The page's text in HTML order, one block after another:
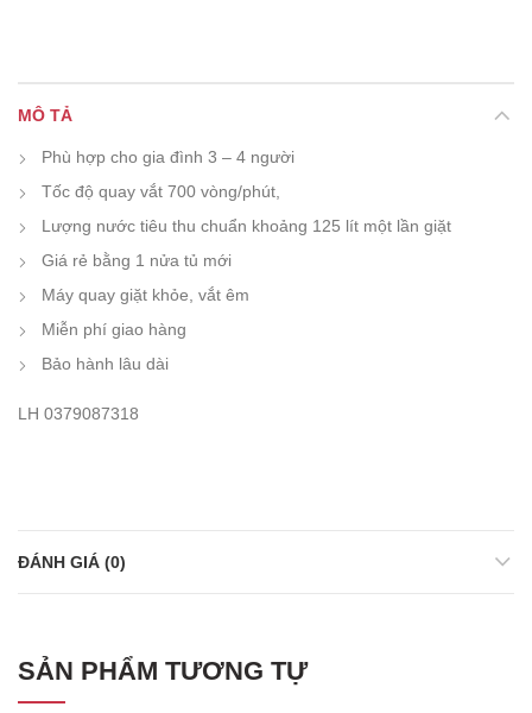
MÔ TẢ
Phù hợp cho gia đình 3 – 4 người
Tốc độ quay vắt 700 vòng/phút,
Lượng nước tiêu thu chuẩn khoảng 125 lít một lần giặt
Giá rẻ bằng 1 nửa tủ mới
Máy quay giặt khỏe, vắt êm
Miễn phí giao hàng
Bảo hành lâu dài
LH 0379087318
ĐÁNH GIÁ (0)
SẢN PHẨM TƯƠNG TỰ